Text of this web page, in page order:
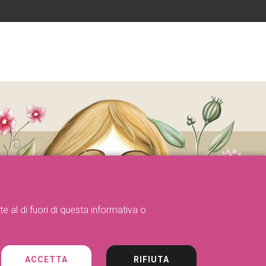
al di fuori di questa informativa o
ACCETTA RIFIUTA